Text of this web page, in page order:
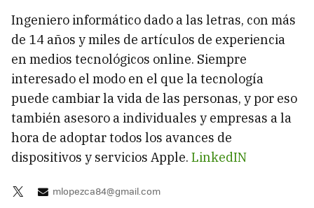
Ingeniero informático dado a las letras, con más
de 14 años y miles de artículos de experiencia
en medios tecnológicos online. Siempre
interesado el modo en el que la tecnología
puede cambiar la vida de las personas, y por eso
también asesoro a individuales y empresas a la
hora de adoptar todos los avances de
dispositivos y servicios Apple. LinkedIN
mlopezca84@gmail.com